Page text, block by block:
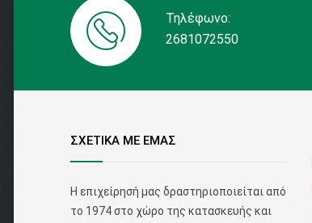
Τηλέφωνο:
2681072550
ΣΧΕΤΙΚΑ ΜΕ ΕΜΑΣ
Η επιχείρησή μας δραστηριοποιείται από
το 1974 στο χώρο της κατασκευής και